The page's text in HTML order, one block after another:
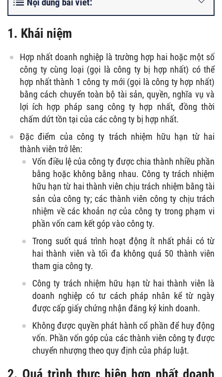
1. Khái niệm
Hợp nhất doanh nghiệp là trường hợp hai hoặc một số
công ty cùng loại (gọi là công ty bị hợp nhất) có thể
hợp nhất thành 1 công ty mới (gọi là công ty hợp nhất)
bằng cách chuyển toàn bộ tài sản, quyền, nghĩa vụ và
lợi ích hợp pháp sang công ty hợp nhất, đồng thời
chấm dứt tồn tại của các công ty bị hợp nhất.
Đặc điểm của công ty trách nhiệm hữu hạn từ hai
thành viên trở lên:
Vốn điều lệ của công ty được chia thành nhiều phần
bằng hoặc không bằng nhau. Công ty trách nhiệm
hữu hạn từ hai thành viên chịu trách nhiệm bằng tài
sản của công ty; các thành viên công ty chịu trách
nhiệm về các khoản nợ của công ty trong phạm vi
phần vốn cam kết góp vào công ty.
Trong suốt quá trình hoạt động ít nhất phải có từ
hai thành viên và tối đa không quá 50 thành viên
tham gia công ty.
Công ty trách nhiệm hữu hạn từ hai thành viên là
doanh nghiệp có tư cách pháp nhân kể từ ngày
được cấp giấy chứng nhận đăng ký kinh doanh.
Không được quyền phát hành cổ phần để huy động
vốn. Phần vốn góp của các thành viên công ty được
chuyển nhượng theo quy định của pháp luật.
2. Quá trình thực hiện hợp nhất doanh